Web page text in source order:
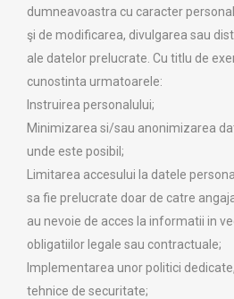
dumneavoastra cu caracter
şi de modificarea, divulgarea sau
ale datelor prelucrate. Cu titlu de
cunostinta urmatoarele:
Instruirea personalului;
Minimizarea si/sau anonimizarea
unde este posibil;
Limitarea accesului la datele
sa fie prelucrate doar de catre
au nevoie de acces la informatii in
obligatiilor legale sau contractuale;
Implementarea unor politici
tehnice de securitate;